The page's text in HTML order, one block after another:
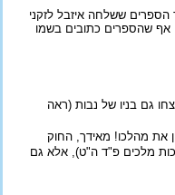
ששלחה איזבל לזקני
אף שהספרים כתובים בשמו
גם בניו של נבות (ראה
את מהלכו! מאידך, החוק
מלכים פ"ד ה"ט), אלא גם